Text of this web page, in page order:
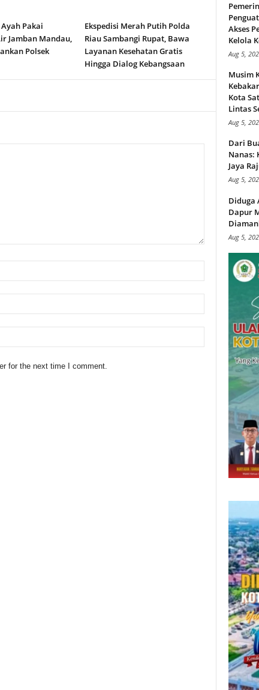
Pakai
Jamban Mandau,
Polsek
Ekspedisi Merah Putih Polda
Riau Sambangi Rupat, Bawa
Layanan Kesehatan Gratis
Hingga Dialog Kebangsaan
for the next time I comment.
Akses
Kelola
Aug 5,
Musim
Kota
Lintas
Aug 5,
Dari
Nanas:
Jaya
Aug 5,
Diduga
Dapur
Aug 5,